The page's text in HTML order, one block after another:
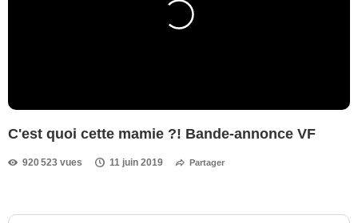
C'est quoi cette mamie ?! Bande-annonce VF
920 523 vues 11 juin 2019 Partager